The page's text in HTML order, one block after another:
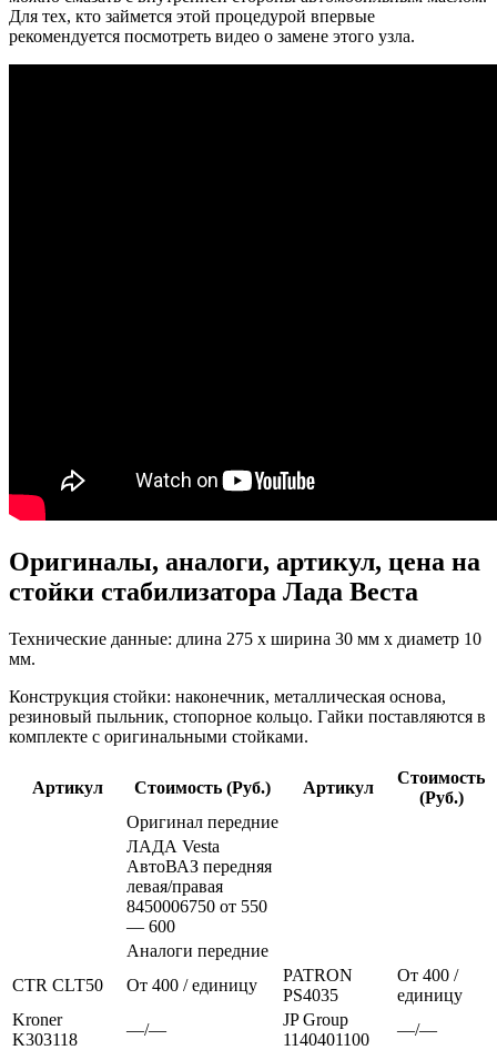
Для тех, кто займется этой процедурой впервые
рекомендуется посмотреть видео о замене этого узла.
Оригиналы, аналоги, артикул, цена на
стойки стабилизатора Лада Веста
Технические данные: длина 275 х ширина 30 мм х диаметр 10
мм.
Конструкция стойки: наконечник, металлическая основа,
резиновый пыльник, стопорное кольцо. Гайки поставляются в
комплекте с оригинальными стойками.
Артикул Стоимость (Руб.) Артикул
Стоимость
(Руб.)
Оригинал передние
ЛАДА Vesta
АвтоВАЗ передняя
левая/правая
8450006750 от 550
— 600
Аналоги передние
CTR CLT50
От 400 / единицу
PATRON
PS4035
От 400 /
единицу
Kroner
K303118
—/—
JP Group
1140401100
—/—